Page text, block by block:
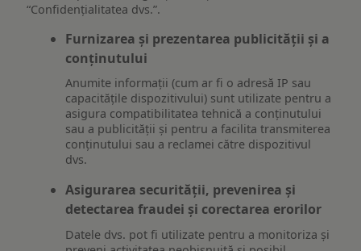
“Confidențialitatea dvs.”.
Furnizarea și prezentarea publicității și a
conținutului
Anumite informații (cum ar fi o adresă IP sau
capacitățile dispozitivului) sunt utilizate pentru a
asigura compatibilitatea tehnică a conținutului
sau a publicității și pentru a facilita transmiterea
conținutului sau a reclamei către dispozitivul
dvs.
Asigurarea securității, prevenirea și
detectarea fraudei și corectarea erorilor
Datele dvs. pot fi utilizate pentru a monitoriza și